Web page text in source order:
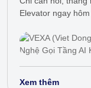
Elevator ngay hôm
Xem thêm